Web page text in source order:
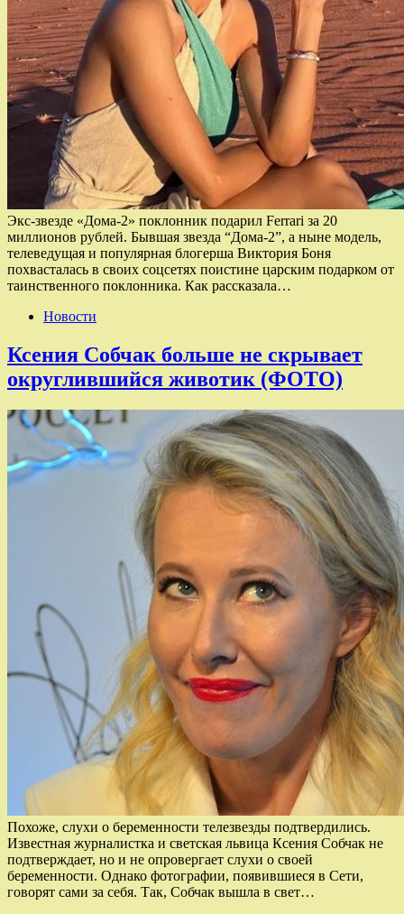
Экс-звезде «Дома-2» поклонник подарил Ferrari за 20
миллионов рублей. Бывшая звезда “Дома-2”, а ныне модель,
телеведущая и популярная блогерша Виктория Боня
похвасталась в своих соцсетях поистине царским подарком от
таинственного поклонника. Как рассказала…
Новости
Ксения Собчак больше не скрывает
округлившийся животик (ФОТО)
Похоже, слухи о беременности телезвезды подтвердились.
Известная журналистка и светская львица Ксения Собчак не
подтверждает, но и не опровергает слухи о своей
беременности. Однако фотографии, появившиеся в Сети,
говорят сами за себя. Так, Собчак вышла в свет…